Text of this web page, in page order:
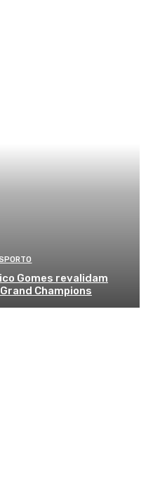
Gomes revalidam
Champions